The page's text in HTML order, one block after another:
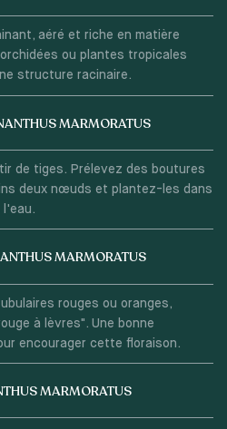
aéré et riche en matière
ou plantes tropicales
structure racinaire.
MARMORATUS
de tiges. Prélevez des boutures
deux nœuds et plantez-les dans
l'eau.
MARMORATUS
rouges ou oranges,
à lèvres". Une bonne
encourager cette floraison.
MARMORATUS